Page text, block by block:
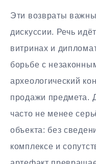
Эти возвраты
дискуссии. Речь
витринах и
борьбе с
археологический
продажи предмета.
часто не менее
объекта: без
комплексе и